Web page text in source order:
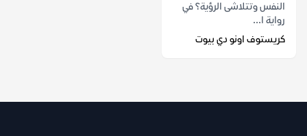
النفس وتتلاشى الرؤية؟ في
رواية ا...
كريستوف اونو دي بيوت